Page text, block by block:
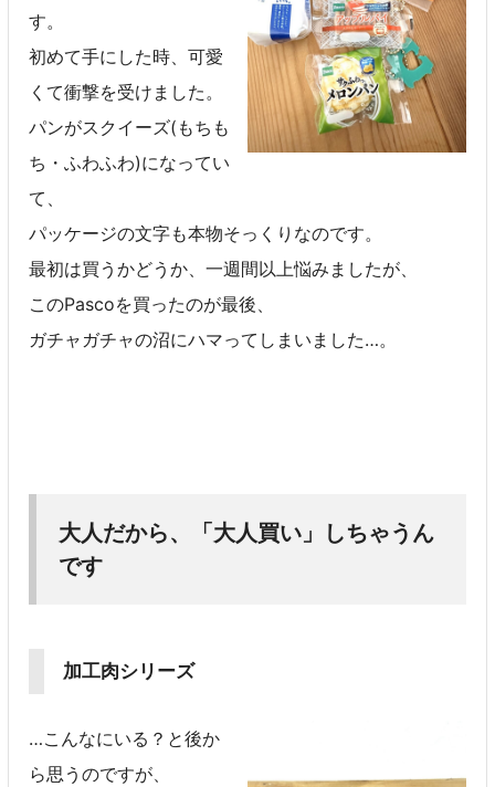
す。
初めて手にした時、可愛
くて衝撃を受けました。
パンがスクイーズ(もちも
ち・ふわふわ)になってい
て、
パッケージの文字も本物そっくりなのです。
最初は買うかどうか、一週間以上悩みましたが、
このPascoを買ったのが最後、
ガチャガチャの沼にハマってしまいました…。
大人だから、「大人買い」しちゃうん
です
加工肉シリーズ
…こんなにいる？と後か
ら思うのですが、